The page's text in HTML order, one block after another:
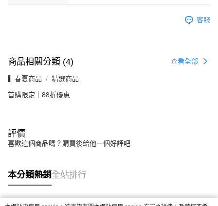
客服
商品相關分類 (4) 查看全部
▍春夏商品 精選商品
首購限定｜88折優惠
評價
喜歡這個商品嗎？購買後給他一個好評吧
本分類熱銷全站排行